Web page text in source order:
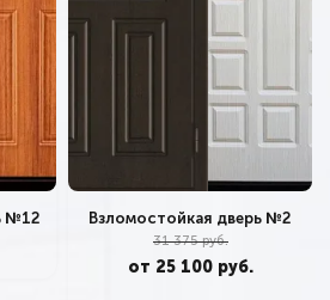
№12 Взломостойкая дверь №2
31 375 руб.
от 25 100 руб.